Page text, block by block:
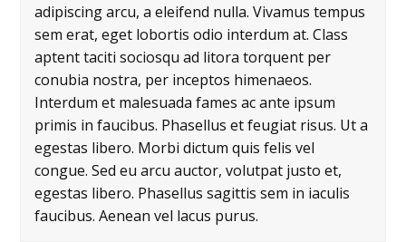
adipiscing arcu, a eleifend nulla. Vivamus tempus
sem erat, eget lobortis odio interdum at. Class
aptent taciti sociosqu ad litora torquent per
conubia nostra, per inceptos himenaeos.
Interdum et malesuada fames ac ante ipsum
primis in faucibus. Phasellus et feugiat risus. Ut a
egestas libero. Morbi dictum quis felis vel
congue. Sed eu arcu auctor, volutpat justo et,
egestas libero. Phasellus sagittis sem in iaculis
faucibus. Aenean vel lacus purus.